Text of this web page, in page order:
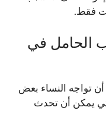
فقط.
الحامل في
تواجه النساء بعض
يمكن أن تحدث